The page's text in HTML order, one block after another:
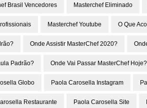
Brasil Vencedores Masterchef Eliminado
Masterchef Youtube O Que
Onde Assistir MasterChef 2020?
Padrão? Onde Vai Passar MasterChef Hoje?
Globo Paola Carosella Instagram
Restaurante Paola Carosella Site